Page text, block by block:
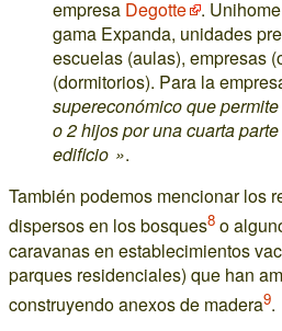
empresa Degotte
.
gama Expanda, unidades
escuelas (aulas), empresas
(dormitorios). Para la
supereconómico que
o 2 hijos por una cuarta
edificio ».
También podemos mencionar los
dispersos en los bosques8 o
caravanas en establecimientos
parques residenciales) que han
construyendo anexos de madera9.